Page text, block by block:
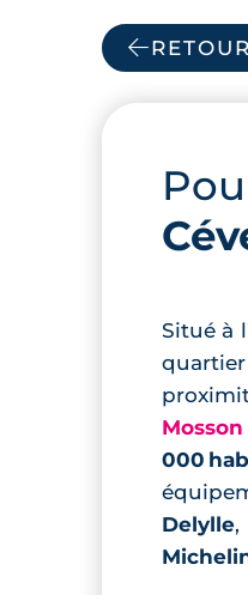
Situé à
Mosson
000
Delylle,